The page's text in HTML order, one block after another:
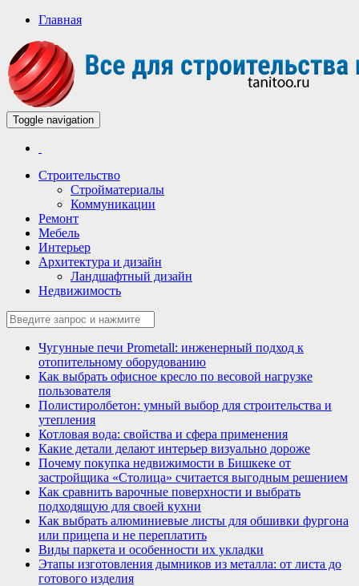
Главная
Строительный портал
Всё для строительства и ремонта
Toggle navigation
Строительство
Стройматериалы
Коммуникации
Ремонт
Мебель
Интерьер
Архитектура и дизайн
Ландшафтный дизайн
Недвижимость
Чугунные печи Prometall: инженерный подход к
отопительному оборудованию
Как выбрать офисное кресло по весовой нагрузке
пользователя
Полистиролбетон: умный выбор для строительства и
утепления
Котловая вода: свойства и сфера применения
Какие детали делают интерьер визуально дороже
Почему покупка недвижимости в Бишкеке от
застройщика «Столица» считается выгодным решением
Как сравнить варочные поверхности и выбрать
подходящую для своей кухни
Как выбрать алюминиевые листы для обшивки фургона
или прицепа и не переплатить
Виды паркета и особенности их укладки
Этапы изготовления дымников из металла: от листа до
готового изделия